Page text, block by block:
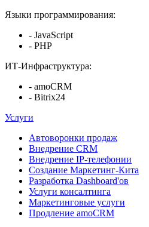
Языки программирования:
- JavaScript
- PHP
ИТ-Инфраструктура:
- amoCRM
- Bitrix24
Услуги
Автоворонки продаж
Внедрение CRM
Внедрение IP-телефонии
Создание Маркетинг-Кита
Разработка Dashboard'ов
Услуги консалтинга
Маркетинговые услуги
Продление amoCRM